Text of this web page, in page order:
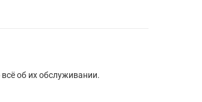
об их обслуживании.